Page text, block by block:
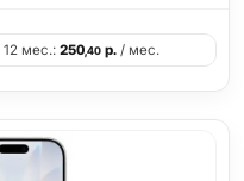
12 мес.: 250,40 р. / мес.